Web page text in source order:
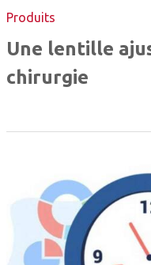
Produits
Une lentille
chirurgie